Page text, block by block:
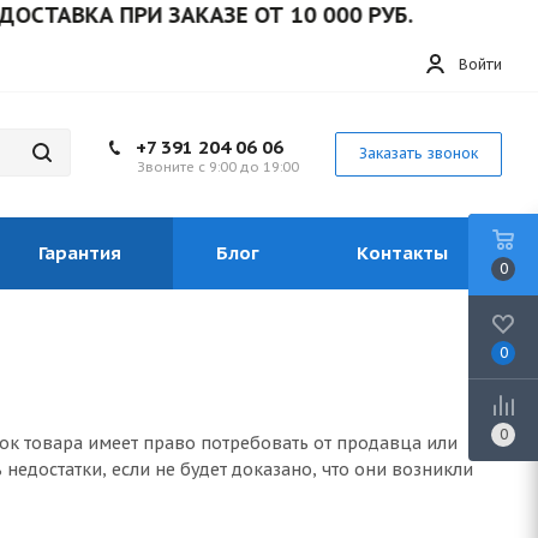
ПРИ ЗАКАЗЕ ОТ 10 000 РУБ.
Войти
+7 391 204 06 06
Звоните с 9:00 до 19:00
Заказать звонок
Гарантия Блог Контакты
товара имеет право потребовать от продавца или
если не будет доказано, что они возникли
0
0
0